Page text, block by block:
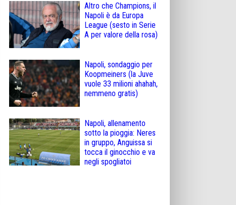
Altro che Champions, il
Napoli è da Europa
League (sesto in Serie
A per valore della rosa)
Napoli, sondaggio per
Koopmeiners (la Juve
vuole 33 milioni ahahah,
nemmeno gratis)
Napoli, allenamento
sotto la pioggia: Neres
in gruppo, Anguissa si
tocca il ginocchio e va
negli spogliatoi